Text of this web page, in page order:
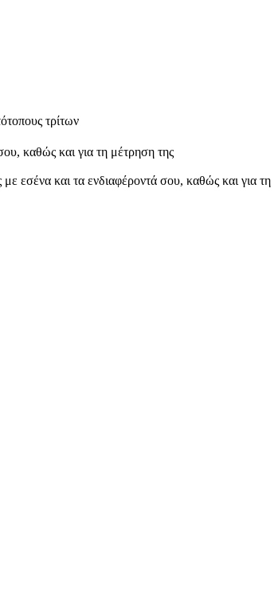
τρίτων
καθώς και για τη μέτρηση της
εσένα και τα ενδιαφέροντά σου, καθώς και για τη